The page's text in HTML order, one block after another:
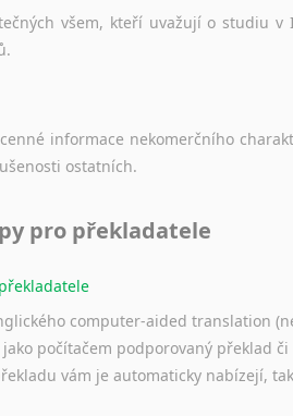
všem, kteří uvažují o studiu v
cenné informace nekomerčního
ostatních.
pro překladatele
computer-aided translation
počítačem podporovaný překlad
vám je automaticky nabízejí,